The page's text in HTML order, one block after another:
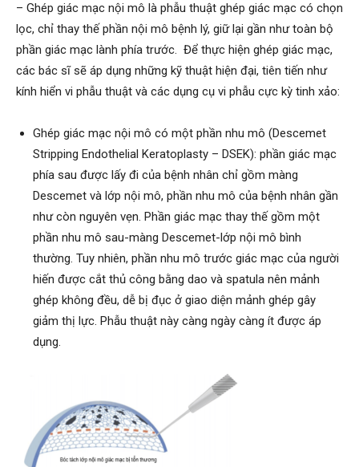
– Ghép giác mạc nội mô là phẫu thuật ghép giác mạc có chọn
lọc, chỉ thay thế phần nội mô bệnh lý, giữ lại gần như toàn bộ
phần giác mạc lành phía trước. Để thực hiện ghép giác mạc,
các bác sĩ sẽ áp dụng những kỹ thuật hiện đại, tiên tiến như
kính hiển vi phẫu thuật và các dụng cụ vi phẫu cực kỳ tinh xảo:
Ghép giác mạc nội mô có một phần nhu mô (Descemet
Stripping Endothelial Keratoplasty – DSEK): phần giác mạc
phía sau được lấy đi của bệnh nhân chỉ gồm màng
Descemet và lớp nội mô, phần nhu mô của bệnh nhân gần
như còn nguyên vẹn. Phần giác mạc thay thế gồm một
phần nhu mô sau-màng Descemet-lớp nội mô bình
thường. Tuy nhiên, phần nhu mô trước giác mạc của người
hiến được cắt thủ công bằng dao và spatula nên mảnh
ghép không đều, dễ bị đục ở giao diện mảnh ghép gây
giảm thị lực. Phẫu thuật này càng ngày càng ít được áp
dụng.